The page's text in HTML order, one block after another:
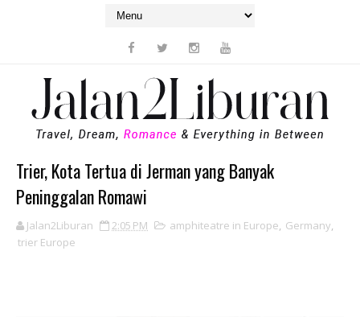
Trier, Kota Tertua di Jerman yang Banyak
Peninggalan Romawi
Jalan2Liburan 2:05 PM amphiteatre in Europe, Germany,
trier Europe